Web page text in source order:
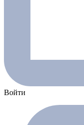
Войти